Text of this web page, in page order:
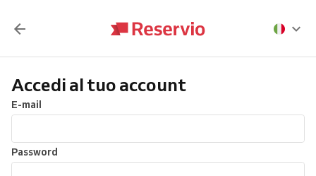
Accedi al tuo account
E-mail
Password